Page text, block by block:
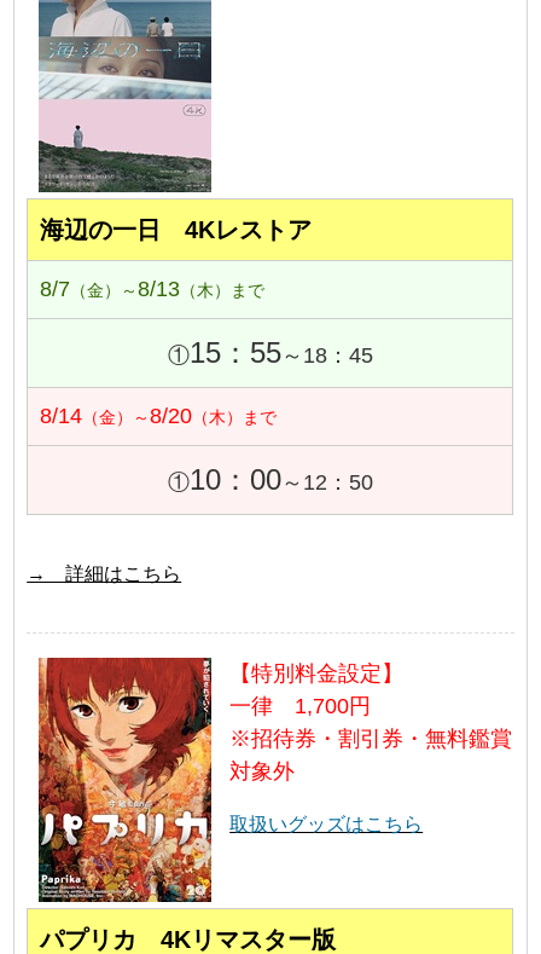
海辺の一日 4Kレストア
8/7 （金）～8/13 （木）まで
①15：55～18：45
8/14 （金）～8/20 （木）まで
①10：00～12：50
→ 詳細はこちら
【特別料金設定】
一律 1,700円
※招待券・割引券・無料鑑賞
対象外
取扱いグッズはこちら
パプリカ 4Kリマスター版